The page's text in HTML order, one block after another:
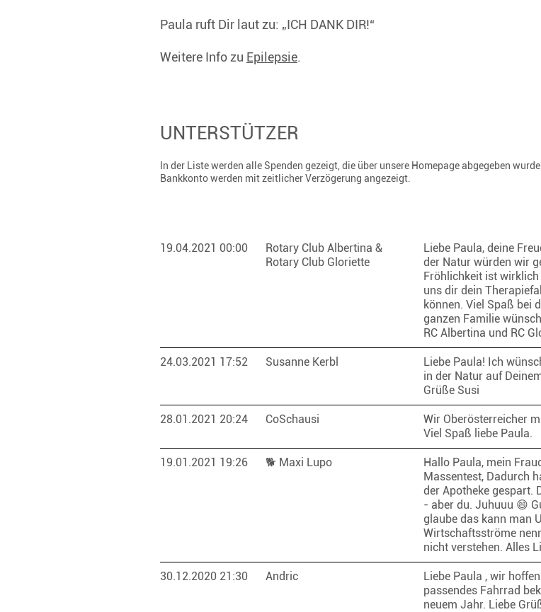
Paula ruft Dir laut zu: „ICH DANK DIR!“
Weitere Info zu Epilepsie.
UNTERSTÜTZER
In der Liste werden alle Spenden gezeigt, die über unsere Homepage abgegeben
Bankkonto werden mit zeitlicher Verzögerung angezeigt.
19.04.2021 00:00
Rotary Club Albertina &
Rotary Club Gloriette
Liebe Paula, deine
der Natur würden wir
Fröhlichkeit ist
uns dir dein
können. Viel Spaß bei
ganzen Familie
RC Albertina und RC
24.03.2021 17:52 Susanne Kerbl
Liebe Paula! Ich
in der Natur auf
Grüße Susi
28.01.2021 20:24 CoSchausi
Wir Oberösterreicher
Viel Spaß liebe Paula.
19.01.2021 19:26 🐕 Maxi Lupo
Hallo Paula, mein
Massentest, Dadurch
der Apotheke gespart.
- aber du. Juhuuu 😄
glaube das kann man
Wirtschaftsströme
nicht verstehen. Alles
30.12.2020 21:30 Andric
Liebe Paula , wir
passendes Fahrrad
neuem Jahr. Liebe